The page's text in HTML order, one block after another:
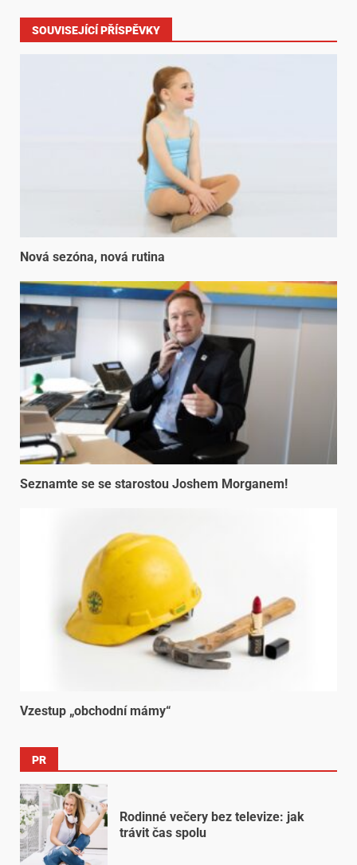
SOUVISEJÍCÍ PŘÍSPĚVKY
Nová sezóna, nová rutina
Seznamte se se starostou Joshem Morganem!
Vzestup „obchodní mámy“
PR
Rodinné večery bez televize: jak
trávit čas spolu